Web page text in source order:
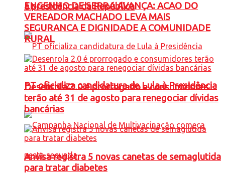
à presidência da República
PT oficializa candidatura de Lula à Presidência
ENGENHO DE SERRA AVANÇA: ACAO DO
VEREADOR MACHADO LEVA MAIS
SEGURANCA E DIGNIDADE A COMUNIDADE
RURAL
Desenrola 2.0 é prorrogado e consumidores
terão até 31 de agosto para renegociar dívidas
bancárias
Anvisa registra 5 novas canetas de semaglutida
para tratar diabetes